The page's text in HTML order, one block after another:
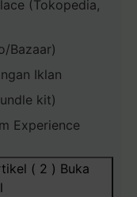
(Tokopedia,
Bazaar)
Iklan
kit)
Experience
( 2 ) Buka